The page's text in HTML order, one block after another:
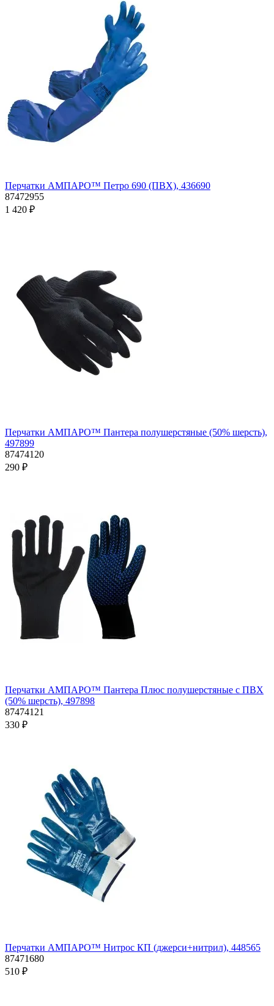
Перчатки АМПАРО™ Петро 690 (ПВХ), 436690
87472955
1 420 ₽
Перчатки АМПАРО™ Пантера полушерстяные (50% шерсть),
497899
87474120
290 ₽
Перчатки АМПАРО™ Пантера Плюс полушерстяные с ПВХ
(50% шерсть), 497898
87474121
330 ₽
Перчатки АМПАРО™ Нитрос КП (джерси+нитрил), 448565
87471680
510 ₽